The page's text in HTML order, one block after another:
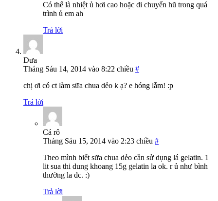
Có thể là nhiệt ủ hơi cao hoặc di chuyển hũ trong quá
trình ủ em ah
Trả lời
Dưa
Tháng Sáu 14, 2014 vào 8:22 chiều #
chị ơi có ct làm sữa chua dẻo k ạ? e hóng lắm! :p
Trả lời
Cá rô
Tháng Sáu 15, 2014 vào 2:23 chiều #
Theo mình biết sữa chua dẻo cần sử dụng lá gelatin. 1
lit sua thi dung khoang 15g gelatin la ok. r ủ như bình
thường la đc. :)
Trả lời